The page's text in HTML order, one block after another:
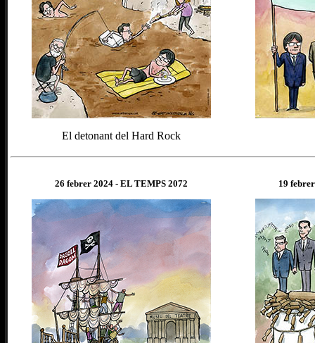
El detonant del Hard Rock
26 febrer 2024- EL TEMPS 2072 19 febr